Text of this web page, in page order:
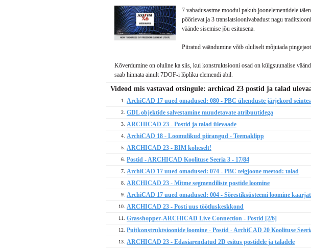
7 vabadusastme moodul pakub joonelementidele
pöörlevat ja 3 translatsioonivabadust nagu
väände sisemise jõu esitusena.
Piiratud väändumine võib oluliselt mõjutada
Kõverdumine on oluline ka siis, kui konstruktsiooni osad on külgsuunalise
saab hinnata ainult 7DOF-i lõpliku elemendi abil.
Videod mis vastavad otsingule: archicad 23 postid ja talad
1. ArchiCAD 17 uued omadused: 080 - PBC ühenduste järjekord
2. GDL objektide salvestamine muudetavate atribuutidega
3. ARCHICAD 23 - Postid ja talad ülevaade
4. ArchiCAD 18 - Loomulikud piirangud - Teemaklipp
5. ARCHICAD 23 - BIM koheselt!
6. Postid - ARCHICAD Koolituse Seeria 3 - 17/84
7. ArchiCAD 17 uued omadused: 074 - PBC telgjoone meetod: talad
8. ARCHICAD 23 - Mitme segmendiliste postide loomine
9. ArchiCAD 17 uued omadused: 004 - Sõrestiksüsteemi loomine
10. ARCHICAD 23 - Posti uus töötluskeskkond
11. Grasshopper-ARCHICAD Live Connection - Postid [2/6]
12. Puitkonstruktsioonide loomine - Postid - ArchiCAD 20 Koolituse
13. ARCHICAD 23 - Edasiarendatud 2D esitus postidele ja taladele